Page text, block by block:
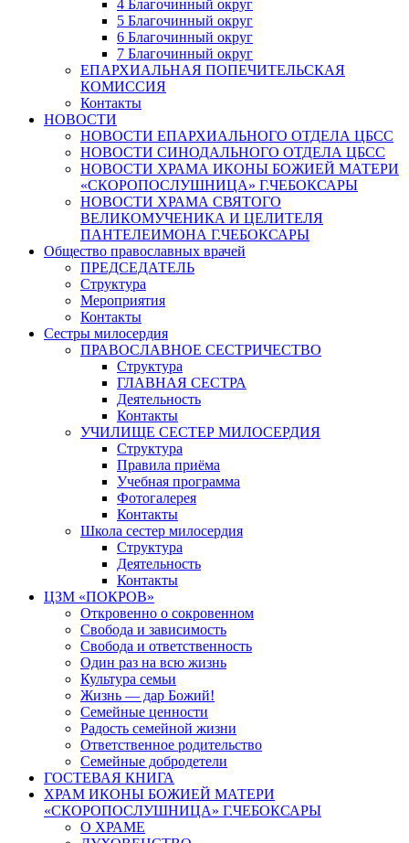
4 Благочинный округ
5 Благочинный округ
6 Благочинный округ
7 Благочинный округ
ЕПАРХИАЛЬНАЯ ПОПЕЧИТЕЛЬСКАЯ
КОМИССИЯ
Контакты
НОВОСТИ
НОВОСТИ ЕПАРХИАЛЬНОГО ОТДЕЛА ЦБСС
НОВОСТИ СИНОДАЛЬНОГО ОТДЕЛА ЦБСС
НОВОСТИ ХРАМА ИКОНЫ БОЖИЕЙ МАТЕРИ
«СКОРОПОСЛУШНИЦА» Г.ЧЕБОКСАРЫ
НОВОСТИ ХРАМА СВЯТОГО
ВЕЛИКОМУЧЕНИКА И ЦЕЛИТЕЛЯ
ПАНТЕЛЕИМОНА Г.ЧЕБОКСАРЫ
Общество православных врачей
ПРЕДСЕДАТЕЛЬ
Структура
Мероприятия
Контакты
Сестры милосердия
ПРАВОСЛАВНОЕ СЕСТРИЧЕСТВО
Структура
ГЛАВНАЯ СЕСТРА
Деятельность
Контакты
УЧИЛИЩЕ СЕСТЕР МИЛОСЕРДИЯ
Структура
Правила приёма
Учебная программа
Фотогалерея
Контакты
Школа сестер милосердия
Структура
Деятельность
Контакты
ЦЗМ «ПОКРОВ»
Откровенно о сокровенном
Свобода и зависимость
Свобода и ответственность
Один раз на всю жизнь
Культура семьи
Жизнь — дар Божий!
Семейные ценности
Радость семейной жизни
Ответственное родительство
Семейные добродетели
ГОСТЕВАЯ КНИГА
ХРАМ ИКОНЫ БОЖИЕЙ МАТЕРИ
«СКОРОПОСЛУШНИЦА» Г.ЧЕБОКСАРЫ
О ХРАМЕ